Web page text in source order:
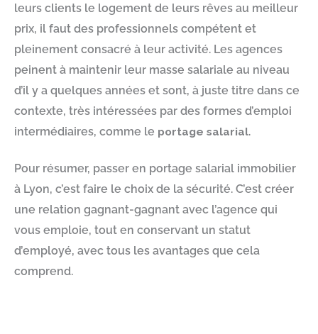
leurs clients le logement de leurs rêves au meilleur
prix, il faut des professionnels compétent et
pleinement consacré à leur activité. Les agences
peinent à maintenir leur masse salariale au niveau
d’il y a quelques années et sont, à juste titre dans ce
contexte, très intéressées par des formes d’emploi
intermédiaires, comme le portage salarial.
Pour résumer, passer en portage salarial immobilier
à Lyon, c’est faire le choix de la sécurité. C’est créer
une relation gagnant-gagnant avec l’agence qui
vous emploie, tout en conservant un statut
d’employé, avec tous les avantages que cela
comprend.